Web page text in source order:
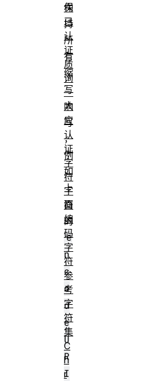
保
持
所
有
缩
写
大
写
，
例
如
上
面
的
e
n
c
o
d
e
U
R
I
构
已
认
证
质
询
—
响
应
认
证
字
符
字
符
编
码
字
符
参
考
字
符
集
C
h
r